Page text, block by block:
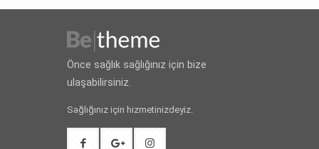
Önce sağlık sağlığınız için bize
ulaşabilirsiniz.
Sağlığınız için hizmetinizdeyiz.